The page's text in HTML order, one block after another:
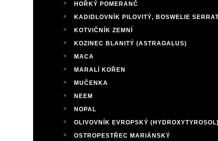
HOŘKÝ POMERANČ
KADIDLOVNÍK PILOVITÝ, BOSWELIE
KOTVIČNÍK ZEMNÍ
KOZINEC BLANITÝ (ASTRAGALUS)
MACA
MARALÍ KOŘEN
MUČENKA
NEEM
NOPAL
OLIVOVNÍK EVROPSKÝ
OSTROPESTŘEC MARIÁNSKÝ